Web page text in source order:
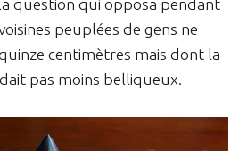
question qui opposa pendant
peuplées de gens ne
centimètres mais dont la
pas moins belliqueux.